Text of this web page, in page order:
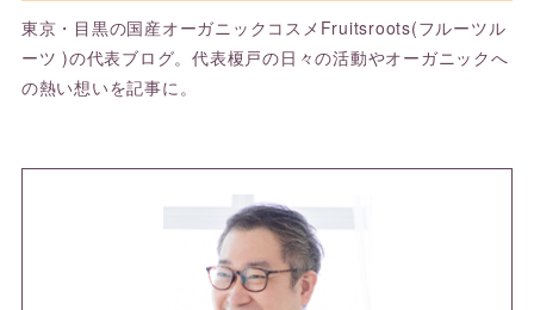
東京・目黒の国産オーガニックコスメFruitsroots(フルーツル
ーツ )の代表ブログ。代表榎戸の日々の活動やオーガニックへ
の熱い想いを記事に。